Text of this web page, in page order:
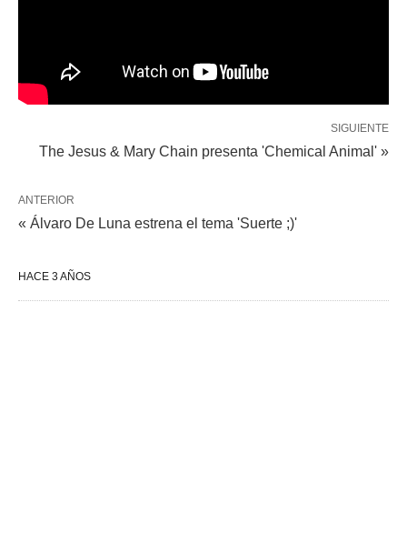
SIGUIENTE
The Jesus & Mary Chain presenta 'Chemical Animal' »
ANTERIOR
« Álvaro De Luna estrena el tema 'Suerte ;)'
HACE 3 AÑOS